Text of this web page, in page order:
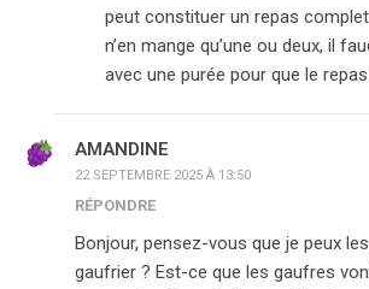
peut constituer un repas
n’en mange qu’une ou deux, il
avec une purée pour que le
AMANDINE
22 SEPTEMBRE 2025 À 13:50
RÉPONDRE
Bonjour, pensez-vous que je peux
gaufrier ? Est-ce que les gaufres